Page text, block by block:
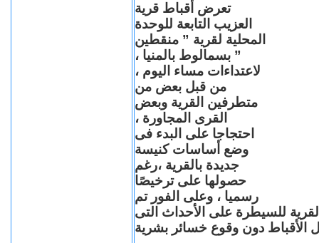
تعرض أقباط قرية
العزيب التابعة للوحدة
المحلية لقرية ” منقطين
” بسمالوط بالمنيا ،
لاعتداءات مساء اليوم ،
من قبل بعض من
متطرفين القرية وبعض
القرى المجاورة ،
احتجاجا على البدء فى
وضع أساسات كنيسة
جديدة بالقرية ،رغم
حصولها على ترخيصًا
رسميا ، وعلى الفور تم
للسيطرة على الأحداث التى